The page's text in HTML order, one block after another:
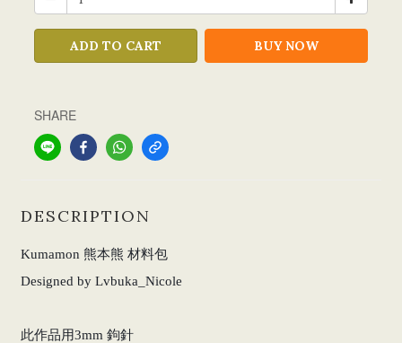
ADD TO CART BUY NOW
SHARE
DESCRIPTION
Kumamon 熊本熊 材料包
Designed by Lvbuka_Nicole
此作品用3mm 鉤針